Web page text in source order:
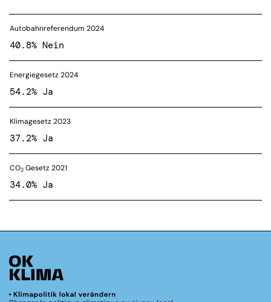
Autobahnreferendum 2024
40.8% Nein
Energiegesetz 2024
54.2% Ja
Klimagesetz 2023
37.2% Ja
CO2 Gesetz 2021
34.0% Ja